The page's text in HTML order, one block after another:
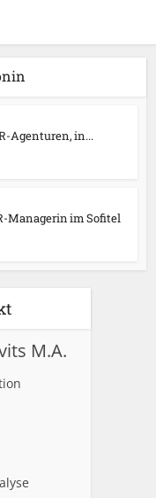
Agenturen, in...
Managerin im Sofitel
M.A.